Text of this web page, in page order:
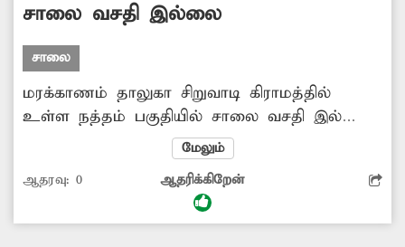
சாலை வசதி இல்லை
சாலை
மரக்காணம் தாலுகா சிறுவாடி கிராமத்தில்
உள்ள நத்தம் பகுதியில் சாலை வசதி இல்லை.
இதனால் அந்த வழியாக செல்லும் வாகன
ஓட்டிகளுக்கு சாலையை கடந்து செல்வதே
பெரும் சவாலாக உள்ளது. குறிப்பாக
மழைக்காலங்களில் சாலை சேறும், சகதியுமாக
மேலும்
ஆதரவு: 0 ஆதரிக்கிறேன்